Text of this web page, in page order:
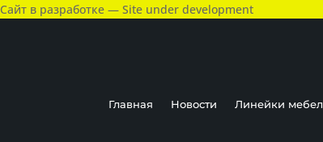
Сайт в разработке — Site under development
Главная Новости Линейки